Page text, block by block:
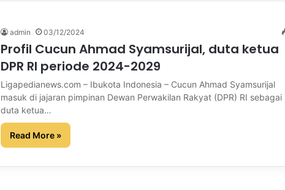
admin 03/12/2024
Profil Cucun Ahmad Syamsurijal, duta ketua
DPR RI periode 2024-2029
Ligapedianews.com – Ibukota Indonesia – Cucun Ahmad Syamsurijal
masuk di jajaran pimpinan Dewan Perwakilan Rakyat (DPR) RI sebagai
duta ketua…
Read More »